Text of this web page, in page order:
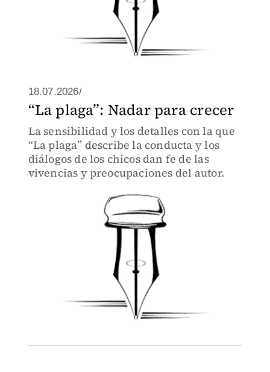
18.07.2026/
“La plaga”: Nadar para crecer
La sensibilidad y los detalles con la que
“La plaga” describe la conducta y los
diálogos de los chicos dan fe de las
vivencias y preocupaciones del autor.